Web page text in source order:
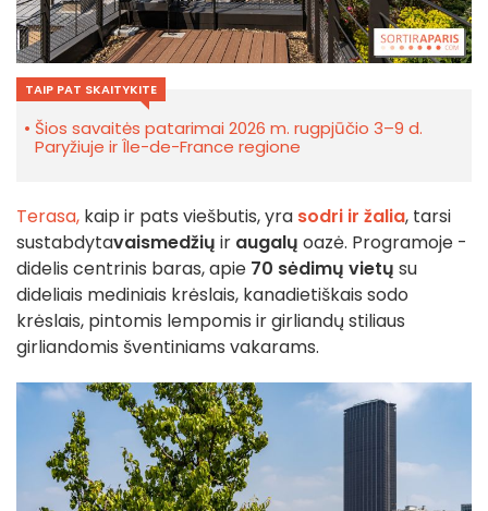
TAIP PAT SKAITYKITE
Šios savaitės patarimai 2026 m. rugpjūčio 3–9 d.
Paryžiuje ir Île-de-France regione
Terasa, kaip ir pats viešbutis, yra sodri ir žalia, tarsi
sustabdytavaismedžių ir augalų oazė. Programoje -
didelis centrinis baras, apie 70 sėdimų vietų su
dideliais mediniais krėslais, kanadietiškais sodo
krėslais, pintomis lempomis ir girliandų stiliaus
girliandomis šventiniams vakarams.